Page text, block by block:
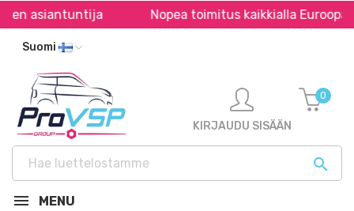
Nopea toimitus kaikkialla Euroopassa *
Suomi

KIRJAUDU SISÄÄN
0
MENU